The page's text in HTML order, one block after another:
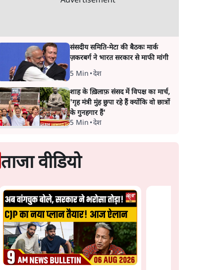
संसदीय समिति-मेटा की बैठकः मार्क
ज़करबर्ग ने भारत सरकार से माफी मांगी
5 Min •देश
शाह के ख़िलाफ़ संसद में विपक्ष का मार्च,
'गृह मंत्री मुंह छुपा रहे हैं क्योंकि वो छात्रों
के गुनहगार हैं'
5 Min •देश
ताजा वीडियो